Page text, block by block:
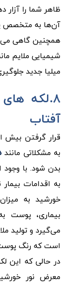
ظاهر شما را آزار
آن‌ها به متخصص
همچنین گاهی
میلیا جدید
۸.لکه
آفتاب
قرار گرفتن بیش
به مشکلاتی مانند
بدن شود. با
به اقدامات
خورشید به
بیماری، پوست
می‌گیرد و تولید
است که رنگ پوست
در حالی که این
معرض نور